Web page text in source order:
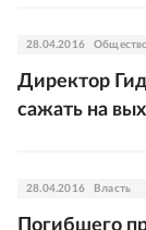
28.04.2016
Директор
сажать на
28.04.2016 Власть
Погибшего